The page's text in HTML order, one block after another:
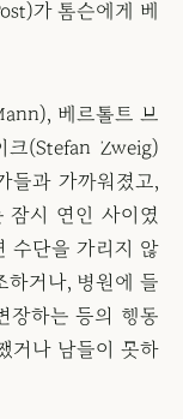
가 톰슨에게 베
베르톨트 브
크(Stefan Zweig)
과 가까워졌고,
잠시 연인 사이였
수단을 가리지 않
하거나, 병원에 들
장하는 등의 행동
거나 남들이 못하